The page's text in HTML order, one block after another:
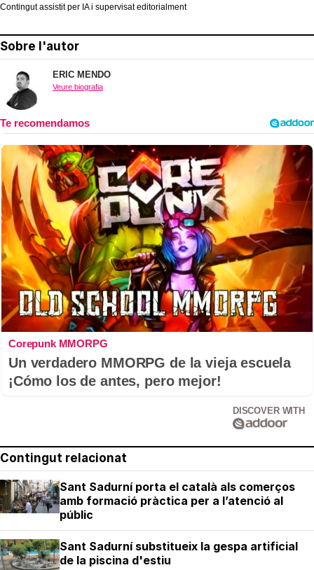
Contingut assistit per IA i supervisat editorialment
Sobre l'autor
ERIC MENDO
Veure biografia
Corepunk MMORPG
Un verdadero MMORPG de la vieja escuela
¡Cómo los de antes, pero mejor!
DISCOVER WITH
Contingut relacionat
Sant Sadurní porta el català als comerços
amb formació pràctica per a l’atenció al
públic
Sant Sadurní substitueix la gespa artificial
de la piscina d'estiu